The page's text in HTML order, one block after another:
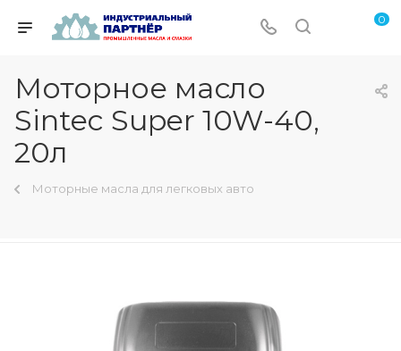
0
Моторное масло
Sintec Super 10W-40,
20л
Моторные масла для легковых авто